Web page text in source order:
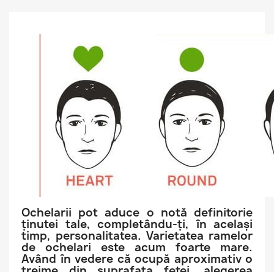
Ochelarii pot aduce o notă definitorie
ținutei tale, completându-ți, în același
timp, personalitatea. Varietatea ramelor
de ochelari este acum foarte mare.
Având în vedere că ocupă aproximativ o